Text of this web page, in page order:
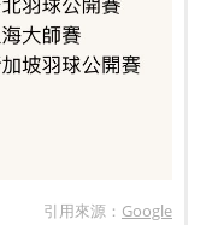
引用來源： Google